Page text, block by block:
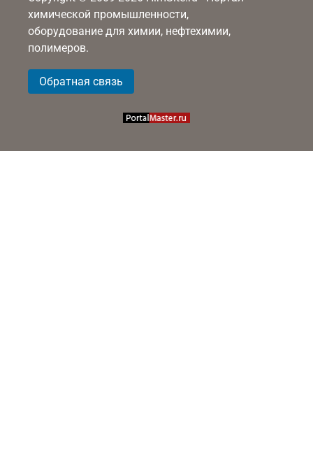
химической промышленности,
оборудование для химии, нефтехимии,
полимеров.
Обратная связь